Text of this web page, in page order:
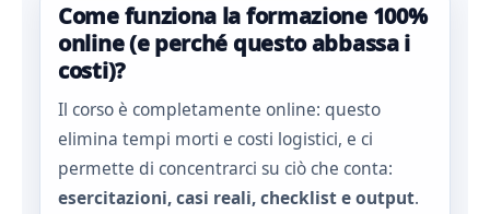
Come funziona la formazione 100%
online (e perché questo abbassa i
costi)?
Il corso è completamente online: questo
elimina tempi morti e costi logistici, e ci
permette di concentrarci su ciò che conta:
esercitazioni, casi reali, checklist e output.